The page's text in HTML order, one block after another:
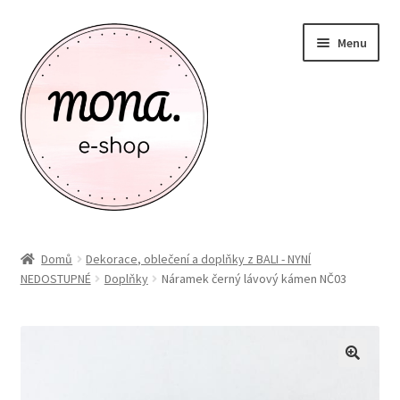
Přeskočit
navigaci
obsahu
webu
Menu
Kontakty
Domů
Dekorace, oblečení a doplňky z BALI - NYNÍ
NEDOSTUPNÉ
Doplňky Náramek černý lávový kámen NČ03